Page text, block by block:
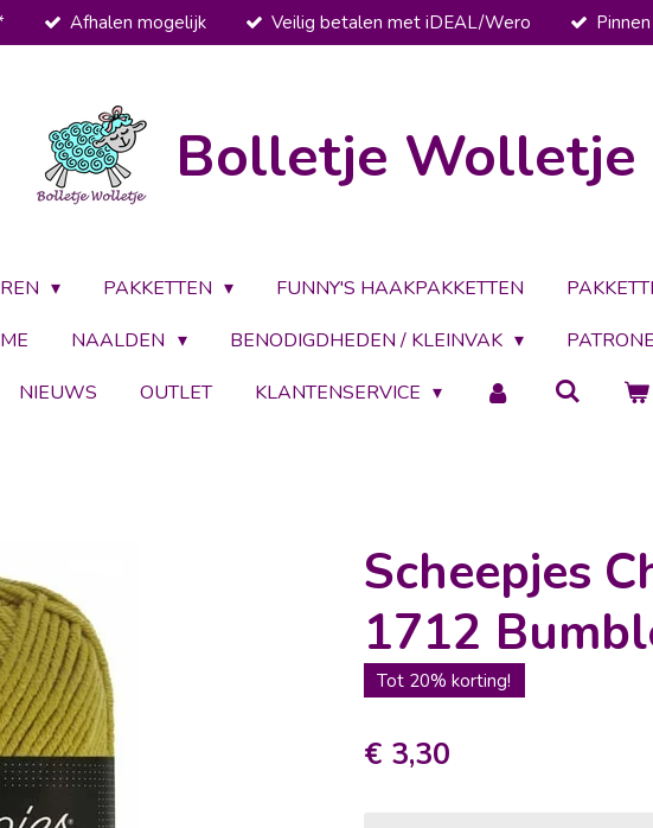
Afhalen mogelijk Veilig betalen met iDEAL/Wero
Bolletje Wolletje
PAKKETTEN FUNNY'S HAAKPAKKETTEN
NAALDEN BENODIGDHEDEN / KLEINVAK
NIEUWS
OUTLET KLANTENSERVICE
Scheepjes
1712
Tot 20% korting!
€ 3,30